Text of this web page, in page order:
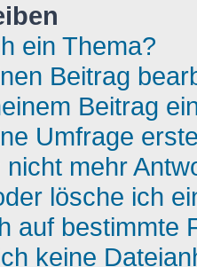
ein Thema?
Beitrag
Beitrag
Umfrage
mehr
lösche ich
auf bestimmte
keine